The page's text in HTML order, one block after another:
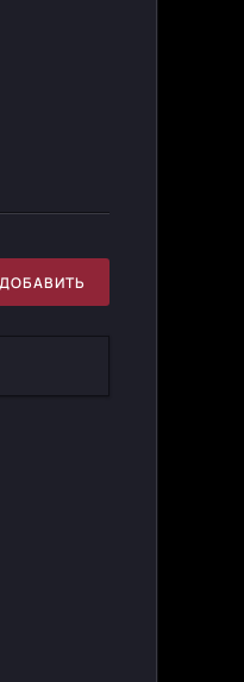
ДОБАВИТЬ